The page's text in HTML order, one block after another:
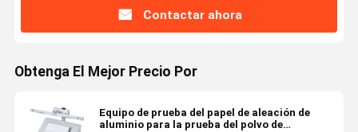
Contactar ahora
Obtenga El Mejor Precio Por
Equipo de prueba del papel de aleación de
aluminio para la prueba del polvo de